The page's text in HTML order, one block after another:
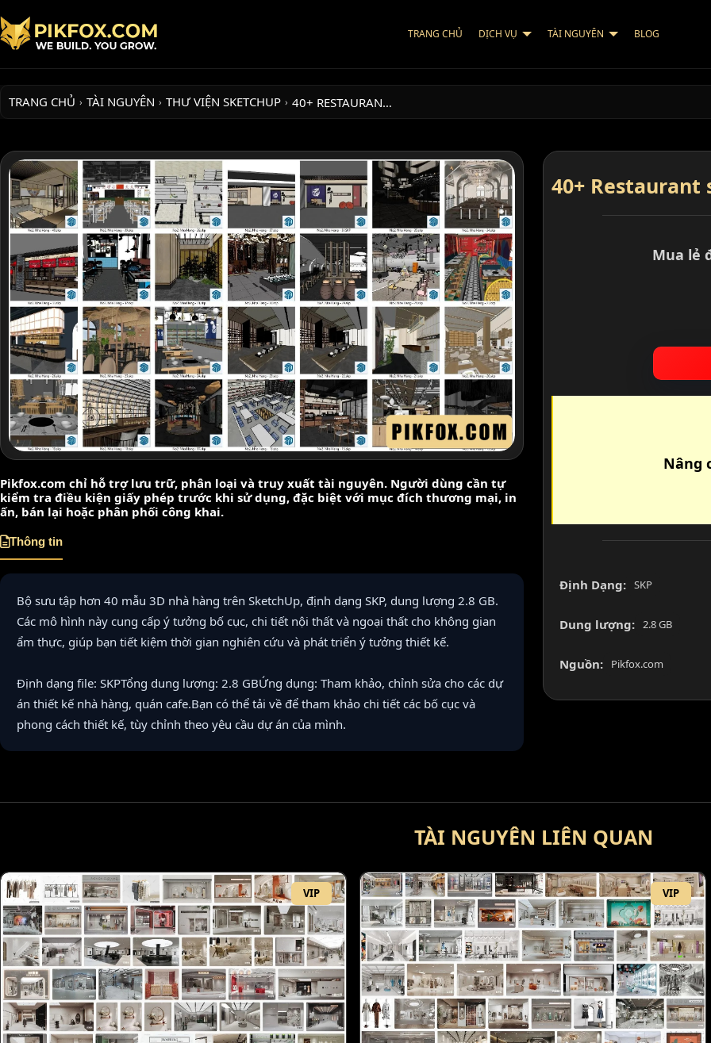
TRANG CHỦ DỊCH VỤ TÀI NGUYÊN BLOG
TRANG CHỦ › TÀI NGUYÊN › THƯ VIỆN SKETCHUP › 40+ RESTAURAN…
Pikfox.com chỉ hỗ trợ lưu trữ, phân loại và truy xuất tài nguyên. Người dùng cần tự
kiểm tra điều kiện giấy phép trước khi sử dụng, đặc biệt với mục đích thương mại, in
ấn, bán lại hoặc phân phối công khai.
Thông tin
Bộ sưu tập hơn 40 mẫu 3D nhà hàng trên SketchUp, định dạng SKP, dung lượng 2.8 GB.
Các mô hình này cung cấp ý tưởng bố cục, chi tiết nội thất và ngoại thất cho không gian
ẩm thực, giúp bạn tiết kiệm thời gian nghiên cứu và phát triển ý tưởng thiết kế.
Định dạng file: SKPTổng dung lượng: 2.8 GBỨng dụng: Tham khảo, chỉnh sửa cho các dự
án thiết kế nhà hàng, quán cafe.Bạn có thể tải về để tham khảo chi tiết các bố cục và
phong cách thiết kế, tùy chỉnh theo yêu cầu dự án của mình.
40+
Mua lẻ
Nâng
Định Dạng: SKP
Dung lượng: 2.8 GB
Nguồn: Pikfox.com
TÀI NGUYÊN LIÊN QUAN
VIP VIP